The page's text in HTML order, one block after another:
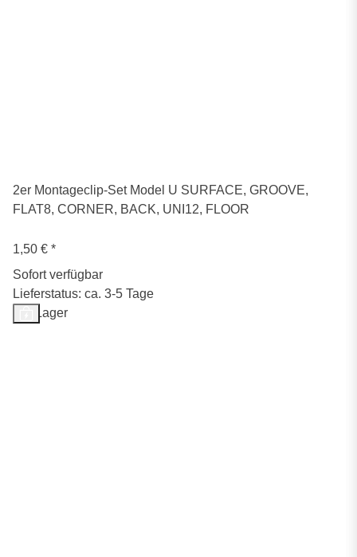
2er Montageclip-Set Model U SURFACE, GROOVE,
FLAT8, CORNER, BACK, UNI12, FLOOR
1,50 € *
Sofort verfügbar
Lieferstatus: ca. 3-5 Tage
Auf Lager